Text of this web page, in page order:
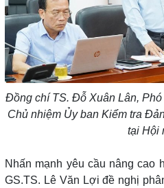
Đồng chí TS. Đỗ Xuân Lân,
Chủ nhiệm Ủy ban Kiểm tra
tại Hội
Nhấn mạnh yêu cầu nâng cao
GS.TS. Lê Văn Lợi đề nghị